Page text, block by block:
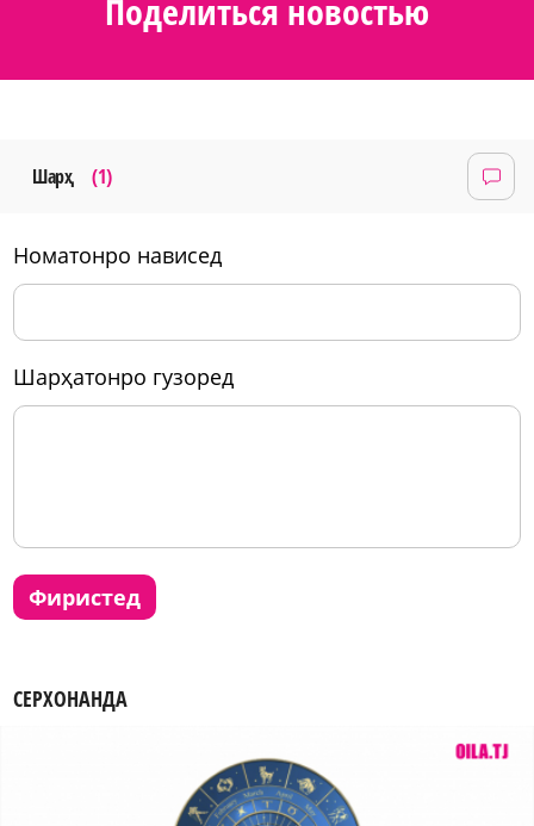
Поделиться новостью
Шарҳ (1)
номатонро нависед
шарҳатонро гузоред
фиристед
СЕРХОНАНДА